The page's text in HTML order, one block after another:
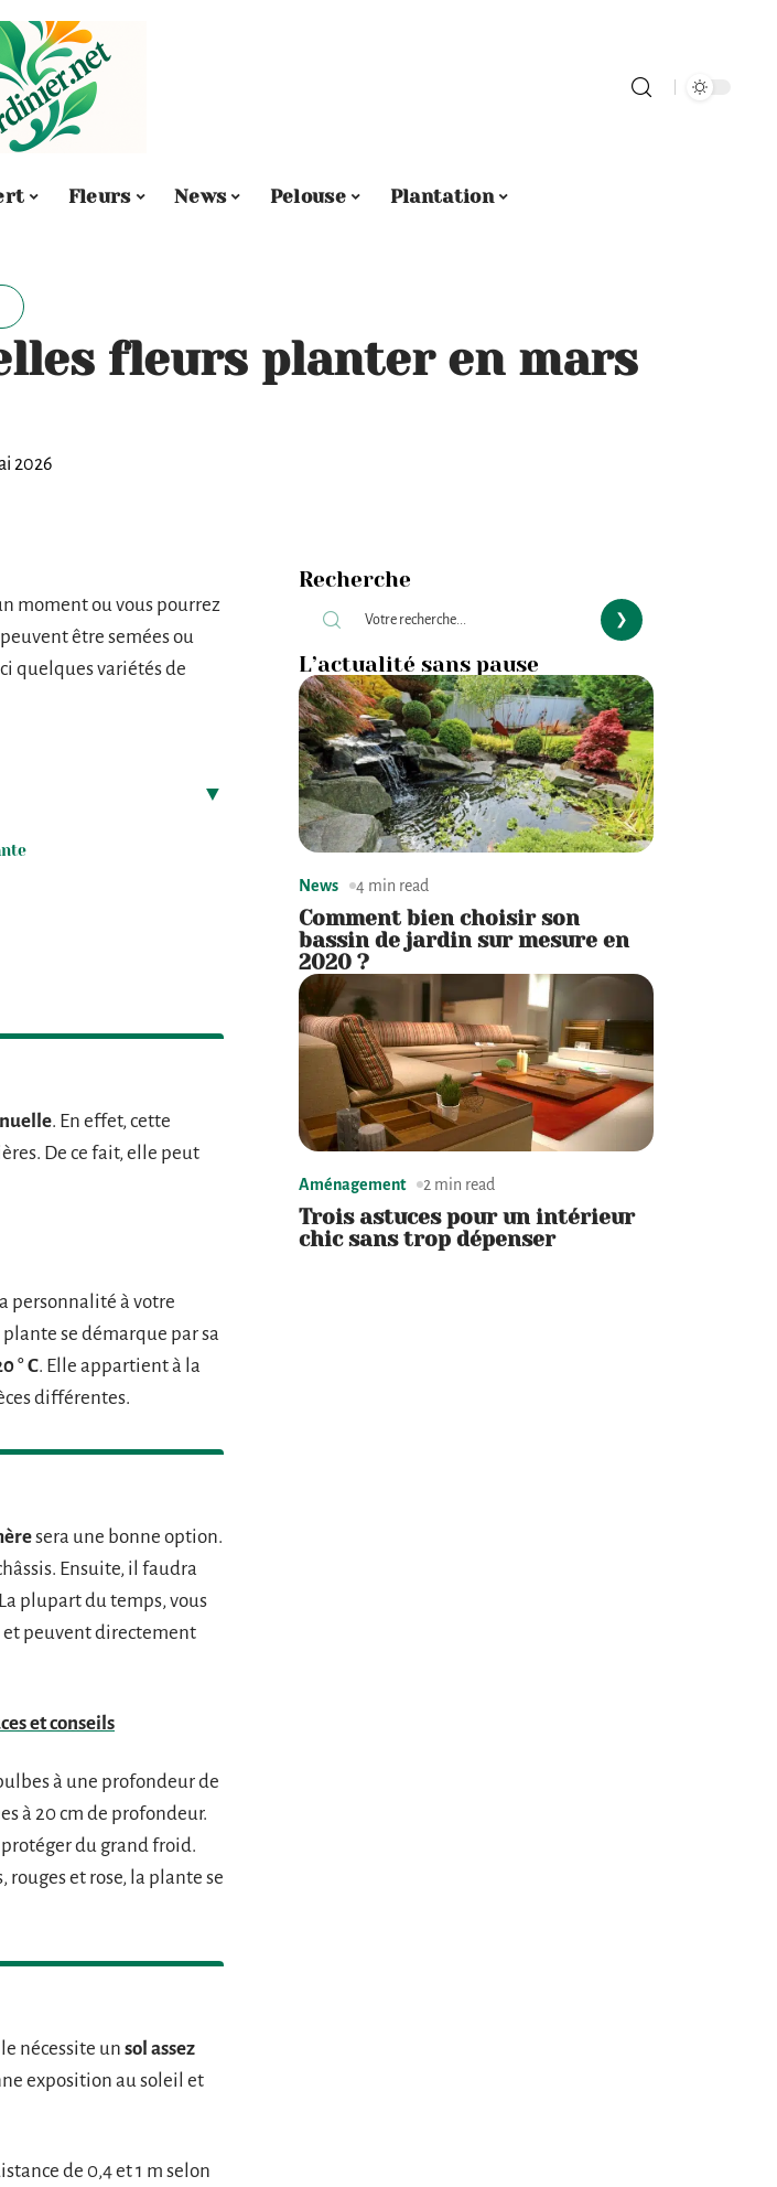
Fleurs News Pelouse Plantation
fleurs planter en mars
2026
moment ou vous pourrez
être semées ou
quelques variétés de
. En effet, cette
De ce fait, elle peut
personnalité à votre
se démarque par sa
° C. Elle appartient à la
différentes.
sera une bonne option.
Ensuite, il faudra
plupart du temps, vous
et peuvent directement
et conseils
à une profondeur de
à 20 cm de profondeur.
du grand froid.
et rose, la plante se
nécessite un sol assez
exposition au soleil et
de 0,4 et 1 m selon
Recherche
L’actualité sans pause
News 4 min read
Comment bien choisir son
bassin de jardin sur mesure en
2020 ?
Aménagement 2 min read
Trois astuces pour un intérieur
chic sans trop dépenser